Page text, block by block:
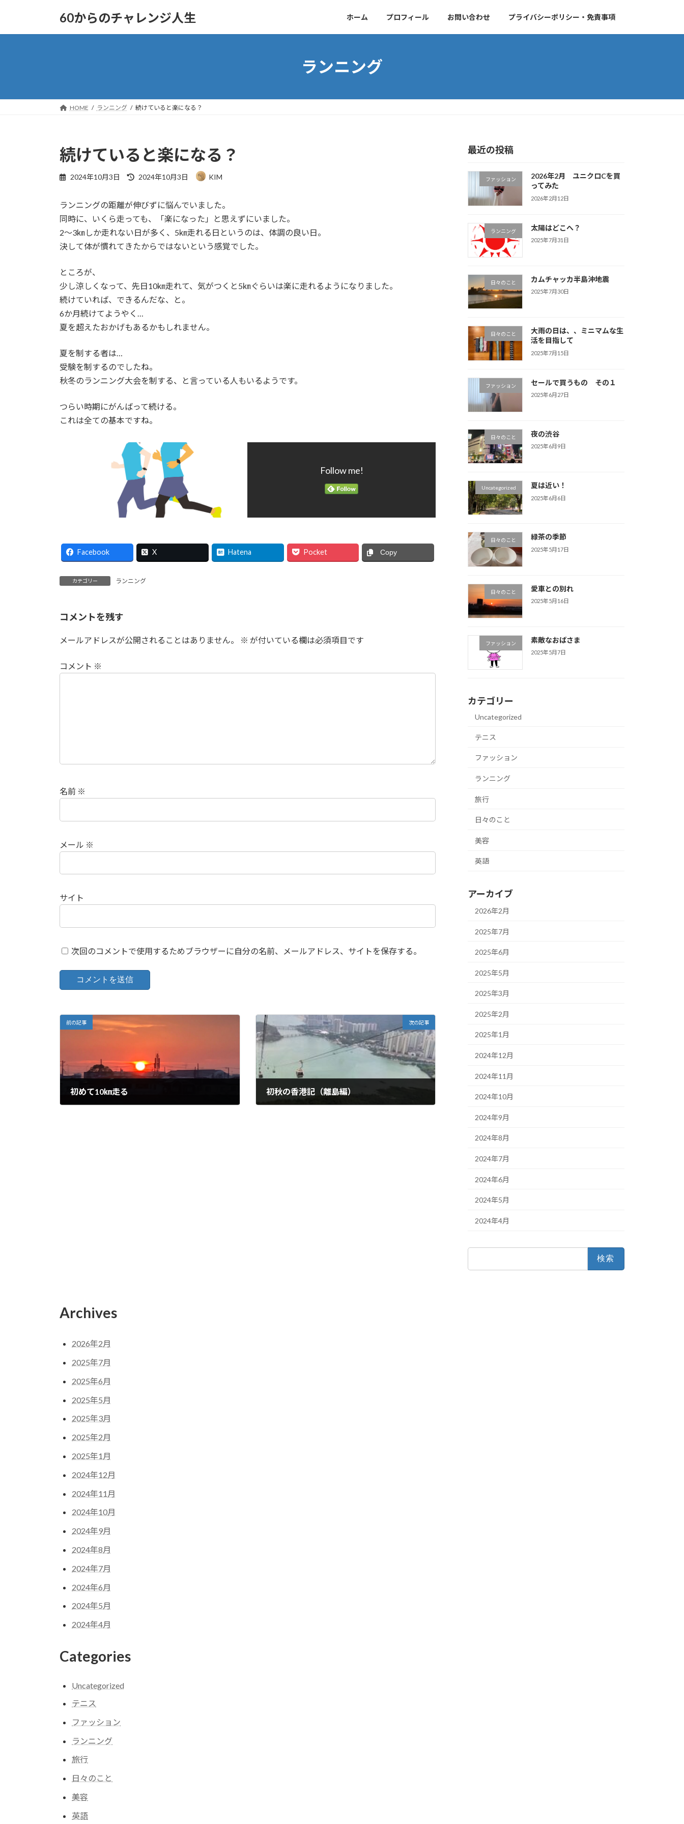
60からのチャレンジ人生 ホーム プロフィール お問い合わせ プライバシーポリシー・免責事項
ランニング
HOME ランニング 続けていると楽になる？
続けていると楽になる？
2024年10月3日
最
新
日
:
2024年10月3日 KIM
ランニングの距離が伸びずに悩んでいました。
同時に、いくら走っても、「楽になった」と思えずにいました。
2～3㎞しか走れない日が多く、5㎞走れる日というのは、体調の良い日。
決して体が慣れてきたからではないという感覚でした。
ところが、
少し涼しくなって、先日10㎞走れて、気がつくと5㎞ぐらいは楽に走れるようになりました。
続けていれば、できるんだな、と。
6か月続けてようやく…
夏を超えたおかげもあるかもしれません。
夏を制する者は…
受験を制するのでしたね。
秋冬のランニング大会を制する、と言っている人もいるようです。
つらい時期にがんばって続ける。
これは全ての基本ですね。
Follow me!
Facebook X Hatena Pocket Copy
カテゴリー ランニング
コメントを残す
メールアドレスが公開されることはありません。 ※ が付いている欄は必須項目です
コメント ※
名前 ※
メール ※
サイト
次回のコメントで使用するためブラウザーに自分の名前、メールアドレス、サイトを保存する。
前の記事
初めて10㎞走る
次の記事
初秋の香港記（離島編）
最近の投稿
ファッション
2026年2月 ユニクロCを買
ってみた
2026年2月12日
ランニング 太陽はどこへ？
2025年7月31日
日々のこと カムチャッカ半島沖地震
2025年7月30日
日々のこと
大雨の日は、、ミニマムな生
活を目指して
2025年7月15日
ファッション セールで買うもの その１
2025年6月27日
日々のこと 夜の渋谷
2025年6月9日
Uncategorized 夏は近い！
2025年6月6日
日々のこと 緑茶の季節
2025年5月17日
日々のこと 愛車との別れ
2025年5月16日
ファッション 素敵なおばさま
2025年5月7日
カテゴリー
Uncategorized
テニス
ファッション
ランニング
旅行
日々のこと
美容
英語
アーカイブ
2026年2月
2025年7月
2025年6月
2025年5月
2025年3月
2025年2月
2025年1月
2024年12月
2024年11月
2024年10月
2024年9月
2024年8月
2024年7月
2024年6月
2024年5月
2024年4月
Archives
2026年2月
2025年7月
2025年6月
2025年5月
2025年3月
2025年2月
2025年1月
2024年12月
2024年11月
2024年10月
2024年9月
2024年8月
2024年7月
2024年6月
2024年5月
2024年4月
Categories
Uncategorized
テニス
ファッション
ランニング
旅行
日々のこと
美容
英語